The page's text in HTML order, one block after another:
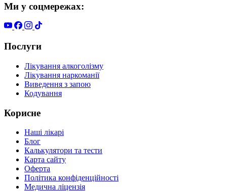
Ми у соцмережах:
Послуги
Лікування алкоголізму
Лікування наркоманії
Виведення з запою
Кодування
Корисне
Наші лікарі
Блог
Калькулятори та тести
Карта сайту
Оферта
Політика конфіденційності
Медична ліцензія